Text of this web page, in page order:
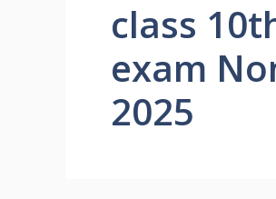
class
exam
2025